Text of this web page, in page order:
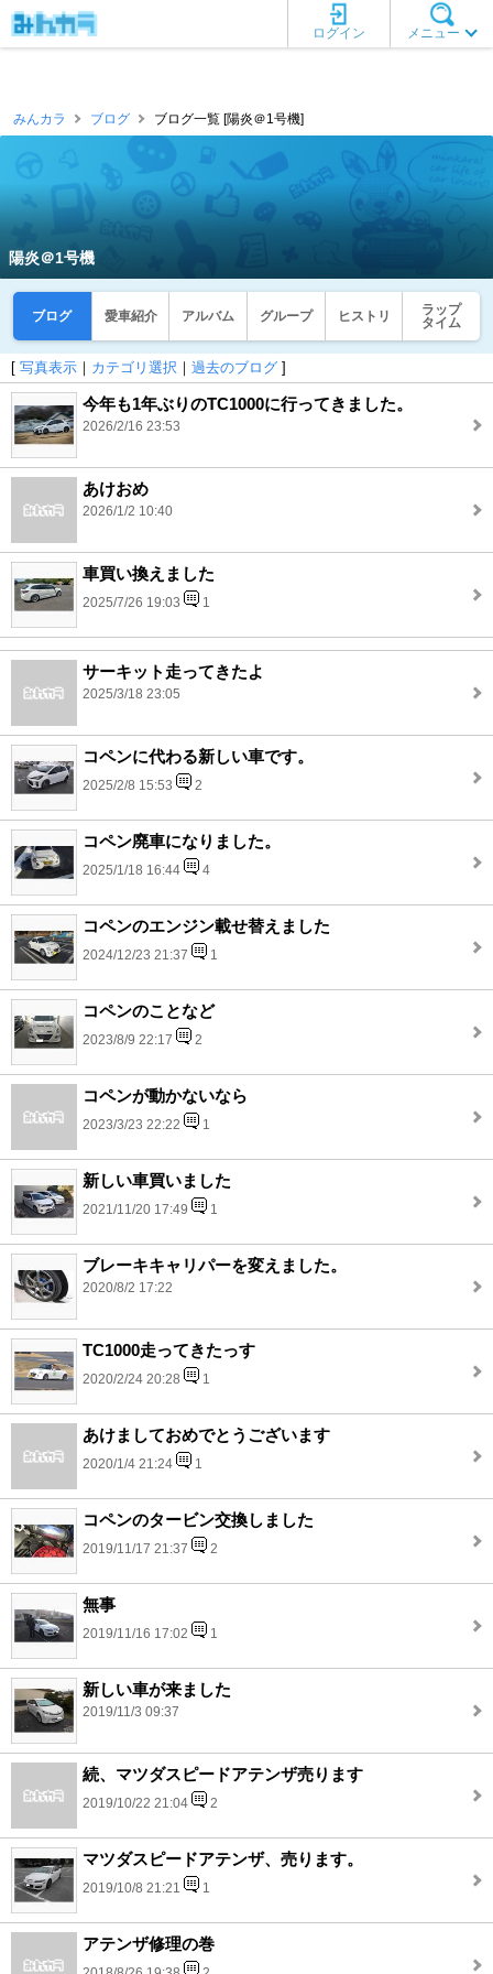
メニュー
ログイン
みんカラ ブログ ブログ一覧 [陽炎＠1号機]
陽炎＠1号機
ブログ 愛車紹介 アルバム グループ ヒストリ
ラップ
タイム
[ 写真表示 ｜ カテゴリ選択 ｜ 過去のブログ ]
今年も1年ぶりのTC1000に行ってきました。
2026/2/16 23:53
あけおめ
2026/1/2 10:40
車買い換えました
2025/7/26 19:03 1
サーキット走ってきたよ
2025/3/18 23:05
コペンに代わる新しい車です。
2025/2/8 15:53 2
コペン廃車になりました。
2025/1/18 16:44 4
コペンのエンジン載せ替えました
2024/12/23 21:37 1
コペンのことなど
2023/8/9 22:17 2
コペンが動かないなら
2023/3/23 22:22 1
新しい車買いました
2021/11/20 17:49 1
ブレーキキャリパーを変えました。
2020/8/2 17:22
TC1000走ってきたっす
2020/2/24 20:28 1
あけましておめでとうございます
2020/1/4 21:24 1
コペンのタービン交換しました
2019/11/17 21:37 2
無事
2019/11/16 17:02 1
新しい車が来ました
2019/11/3 09:37
続、マツダスピードアテンザ売ります
2019/10/22 21:04 2
マツダスピードアテンザ、売ります。
2019/10/8 21:21 1
アテンザ修理の巻